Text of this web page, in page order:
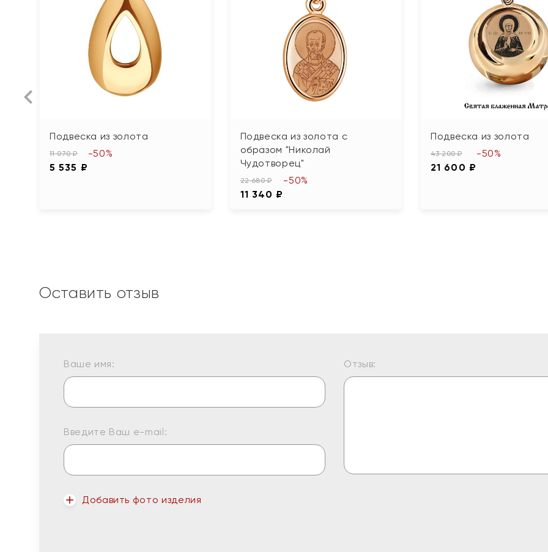
Подвеска из золота
11 070 ₽
5 535 ₽
-50%
Подвеска из золота с
образом "Николай
Чудотворец"
22 680 ₽
11 340 ₽
-50%
Подвеска из золота
43 200 ₽
21 600 ₽
-50%
Оставить отзыв
Ваше имя:
Введите Ваш e-mail:
Добавить фото изделия
Отзыв: